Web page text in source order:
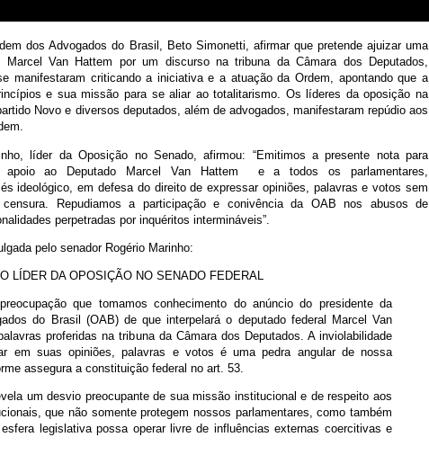
dos Advogados do Brasil, Beto Simonetti, afirmar que pretende ajuizar uma
Marcel Van Hattem por um discurso na tribuna da Câmara dos Deputados,
manifestaram criticando a iniciativa e a atuação da Ordem, apontando que a
e sua missão para se aliar ao totalitarismo. Os líderes da oposição na
Novo e diversos deputados, além de advogados, manifestaram repúdio aos
líder da Oposição no Senado, afirmou: “Emitimos a presente nota para
apoio ao Deputado Marcel Van Hattem e a todos os parlamentares,
ideológico, em defesa do direito de expressar opiniões, palavras e votos sem
Repudiamos a participação e conivência da OAB nos abusos de
perpetradas por inquéritos intermináveis”.
pelo senador Rogério Marinho:
LÍDER DA OPOSIÇÃO NO SENADO FEDERAL
que tomamos conhecimento do anúncio do presidente da
do Brasil (OAB) de que interpelará o deputado federal Marcel Van
proferidas na tribuna da Câmara dos Deputados. A inviolabilidade
em suas opiniões, palavras e votos é uma pedra angular de nossa
assegura a constituição federal no art. 53.
um desvio preocupante de sua missão institucional e de respeito aos
que não somente protegem nossos parlamentares, como também
legislativa possa operar livre de influências externas coercitivas e